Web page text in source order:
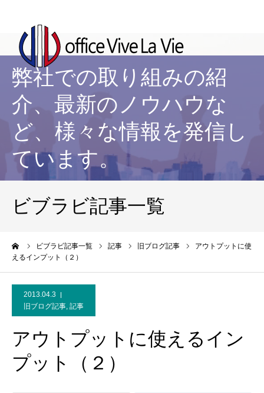
弊社での取り組みの紹
介、最新のノウハウな
ど、様々な情報を発信し
ています。
ビブラビ記事一覧
ビブラビ記事一覧 記事 旧ブログ記事
アウトプットに使
えるインプット（２）
2013.04.3
旧ブログ記事, 記事
アウトプットに使えるイン
プット（２）